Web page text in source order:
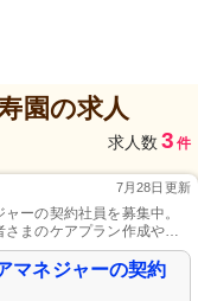
園の求人
求人数 3 件
7月28日更新
ーの契約社員を募集中。
まのケアプラン作成や相
、昇給や賞与でスタッフの
能です。休日も十分に配
マネジャーの契約